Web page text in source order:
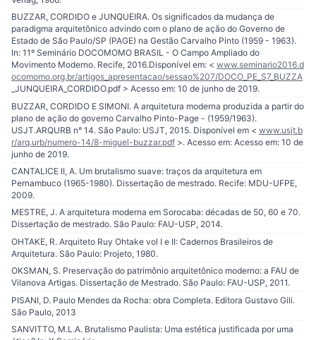
BUZZAR, CORDIDO e JUNQUEIRA. Os significados da mudança de
paradigma arquitetônico advindo com o plano de ação do Governo de
Estado de São Paulo/SP (PAGE) na Gestão Carvalho Pinto (1959 - 1963).
In: 11º Seminário DOCOMOMO BRASIL - O Campo Ampliado do
Movimento Moderno. Recife, 2016.Disponível em: < www.seminario2016.d
ocomomo.org.br/artigos_apresentacao/sessao%207/DOCO_PE_S7_BUZZA
_JUNQUEIRA_CORDIDO.pdf > Acesso em: 10 de junho de 2019.
BUZZAR, CORDIDO E SIMONI. A arquitetura moderna produzida a partir do
plano de ação do governo Carvalho Pinto-Page - (1959/1963).
USJT.ARQURB n° 14. São Paulo: USJT, 2015. Disponível em < www.usjt.b
r/arq.urb/numero-14/8-miguel-buzzar.pdf >. Acesso em: Acesso em: 10 de
junho de 2019.
CANTALICE II, A. Um brutalismo suave: traços da arquitetura em
Pernambuco (1965-1980). Dissertação de mestrado. Recife: MDU-UFPE,
2009.
MESTRE, J. A arquitetura moderna em Sorocaba: décadas de 50, 60 e 70.
Dissertação de mestrado. São Paulo: FAU-USP, 2014.
OHTAKE, R. Arquiteto Ruy Ohtake vol I e II: Cadernos Brasileiros de
Arquitetura. São Paulo: Projeto, 1980.
OKSMAN, S. Preservação do patrimônio arquitetônico moderno: a FAU de
Vilanova Artigas. Dissertação de Mestrado. São Paulo: FAU-USP, 2011.
PISANI, D. Paulo Mendes da Rocha: obra Completa. Editora Gustavo Gili.
São Paulo, 2013
SANVITTO, M.L.A. Brutalismo Paulista: Uma estética justificada por uma